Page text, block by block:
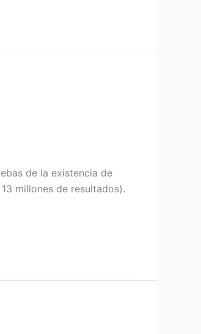
de la existencia de
millones de resultados).